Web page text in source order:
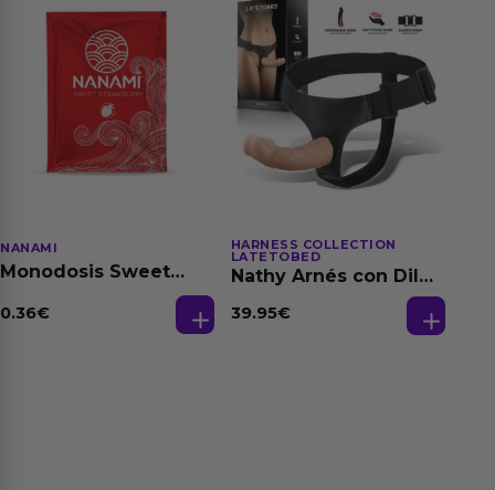
NANAMI
Monodosis Sweet
Base Agua 4 ml
0.36€
HARNESS COLLECTION
LATETOBED
Nathy Arnés con Dildo
39.95€